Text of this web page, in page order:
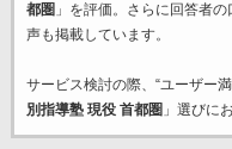
都圏 」を評価。さらに回答者
声も掲載しています。
サービス検討の際、“ユーザー
別指導塾 現役 首都圏 」選びに